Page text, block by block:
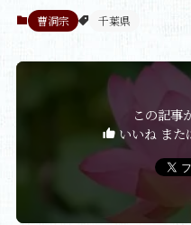
曹洞宗 千葉県
この記事
いいね また